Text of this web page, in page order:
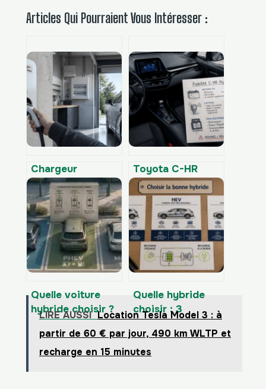
Articles Qui Pourraient Vous Intéresser :
Chargeur
domestique de
2,3 kW à 22 kW :
comment choisir
sans
endommager
votre batterie ?
Toyota C-HR
hybride : 3
défaillances
électroniques et
mécaniques à
surveiller
Quelle voiture
hybride choisir ?
HEV, PHEV et le
piège du micro-
hybride à éviter
Quelle hybride
choisir : 3
critères pour
éviter le surcoût
et optimiser
LIRE AUSSI Location Tesla Model 3 : à
partir de 60 € par jour, 490 km WLTP et
recharge en 15 minutes